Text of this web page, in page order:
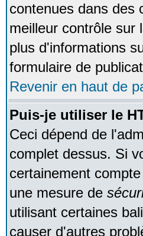
contenues dans des
meilleur contrôle sur
plus d'informations
formulaire de
Revenir en haut de
Puis-je utiliser le
Ceci dépend de
complet dessus. Si
certainement
une mesure de
utilisant certaines
causer d'autres